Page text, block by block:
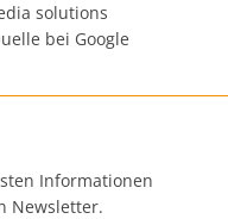
solutions
bei Google
Informationen
Newsletter.